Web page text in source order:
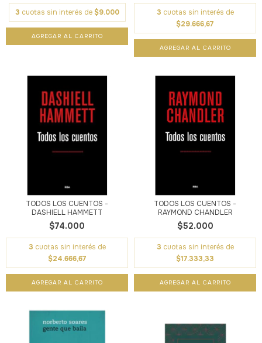
3 cuotas sin interés de $9.000 3 cuotas sin interés de
$29.666,67
TODOS LOS CUENTOS -
DASHIELL HAMMETT
$74.000
3 cuotas sin interés de
$24.666,67
TODOS LOS CUENTOS -
RAYMOND CHANDLER
$52.000
3 cuotas sin interés de
$17.333,33